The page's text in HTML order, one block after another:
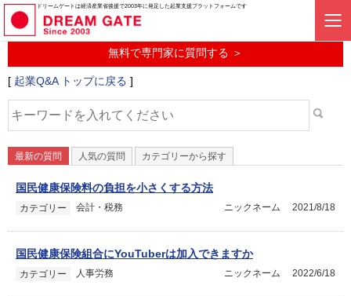
ドリームゲートは経済産業省後援で2003年に発足した起業支援プラットフォームです
起業に関するみんなの質問投稿サービス
起業Q&A
無料で専門家に質問する ＞
[ 起業Q&A トップに戻る ]
最新の質問 人気の質問 カテゴリーから探す
国民健康保険料の負担を小さくする方法
カテゴリー 会計・税務 2021/8/18
ニックネーム
国民健康保険組合にYouTuberは加入できますか
カテゴリー 人事労務 2022/6/18
ニックネーム